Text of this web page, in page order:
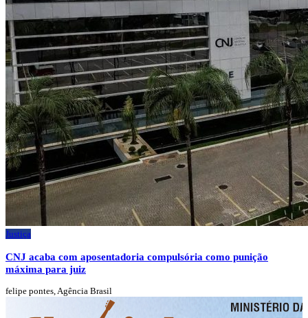
Justiça
CNJ acaba com aposentadoria compulsória como punição
máxima para juiz
felipe pontes, Agência Brasil